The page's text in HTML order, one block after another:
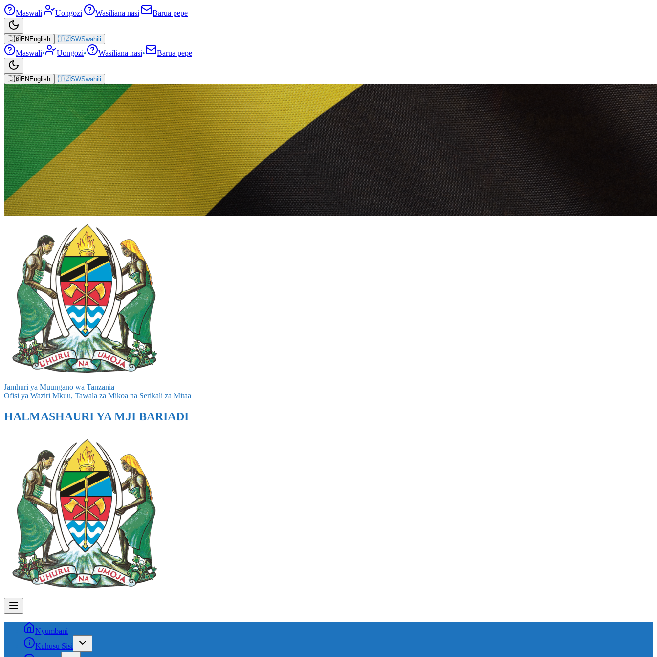
Maswali| Uongozi| Wasiliana nasi| Barua pepe
🇬🇧EN English 🇹🇿SWSwahili
Maswali• Uongozi• Wasiliana nasi• Barua pepe
🇬🇧EN English 🇹🇿SWSwahili
Jamhuri ya Muungano wa Tanzania
Ofisi ya Waziri Mkuu, Tawala za Mikoa na Serikali za Mitaa
HALMASHAURI YA MJI BARIADI
Nyumbani
Kuhusu Sisi